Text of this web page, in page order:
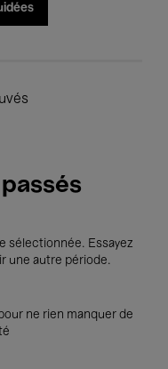
sélectionnée. Essayez
une autre période.
ne rien manquer de